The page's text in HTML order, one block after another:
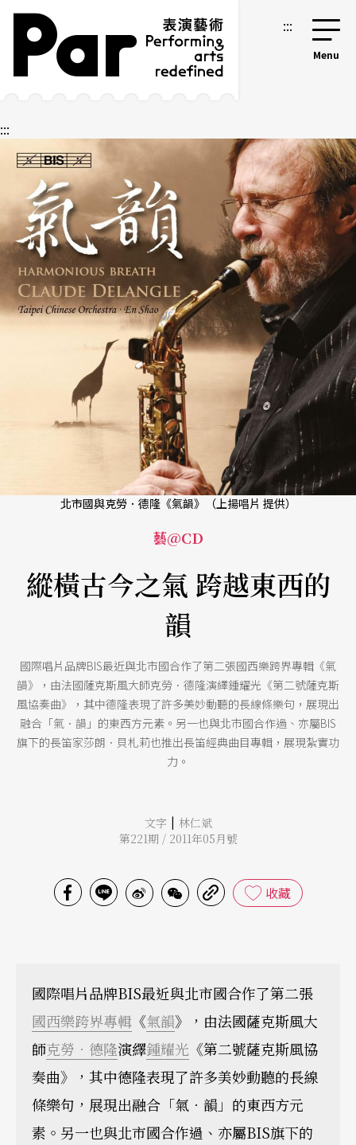
跳到主要內容區塊
網站導覽 :::
:::
北市國與克勞．德隆《氣韻》（上揚唱片 提供）
藝@CD
縱橫古今之氣 跨越東西的
韻
國際唱片品牌BIS最近與北市國合作了第二張國西樂跨界專輯《氣
韻》，由法國薩克斯風大師克勞．德隆演繹鍾耀光《第二號薩克斯
風協奏曲》，其中德隆表現了許多美妙動聽的長線條樂句，展現出
融合「氣．韻」的東西方元素。另一也與北市國合作過、亦屬BIS
旗下的長笛家莎朗．貝札莉也推出長笛經典曲目專輯，展現紮實功
力。
文字 | 林仁斌
第221期 / 2011年05月號
收藏
國際唱片品牌BIS最近與北市國合作了第二張
國西樂跨界專輯 《氣韻》，由法國薩克斯風大
師克勞．德隆演繹鍾耀光 《第二號薩克斯風協
奏曲》，其中德隆表現了許多美妙動聽的長線
條樂句，展現出融合「氣．韻」的東西方元
素。另一也與北市國合作過、亦屬BIS旗下的